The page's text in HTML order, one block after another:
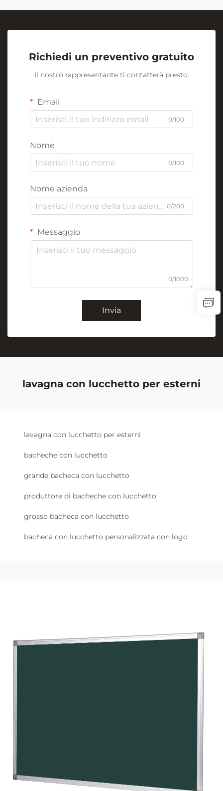
Richiedi un preventivo gratuito
Il nostro rappresentante ti contatterà presto.
Email
0/100
Nome
0/100
Nome azienda
0/200
Messaggio
0/1000
Invia
lavagna con lucchetto per esterni
lavagna con lucchetto per esterni
bacheche con lucchetto
grande bacheca con lucchetto
produttore di bacheche con lucchetto
grosso bacheca con lucchetto
bacheca con lucchetto personalizzata con logo